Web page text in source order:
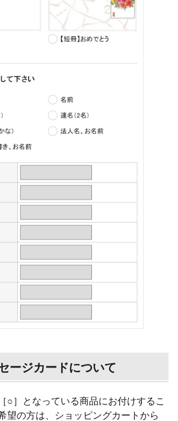
ージカードについて
○］となっている商品にお付けするこ
望の方は、ショッピングカートから